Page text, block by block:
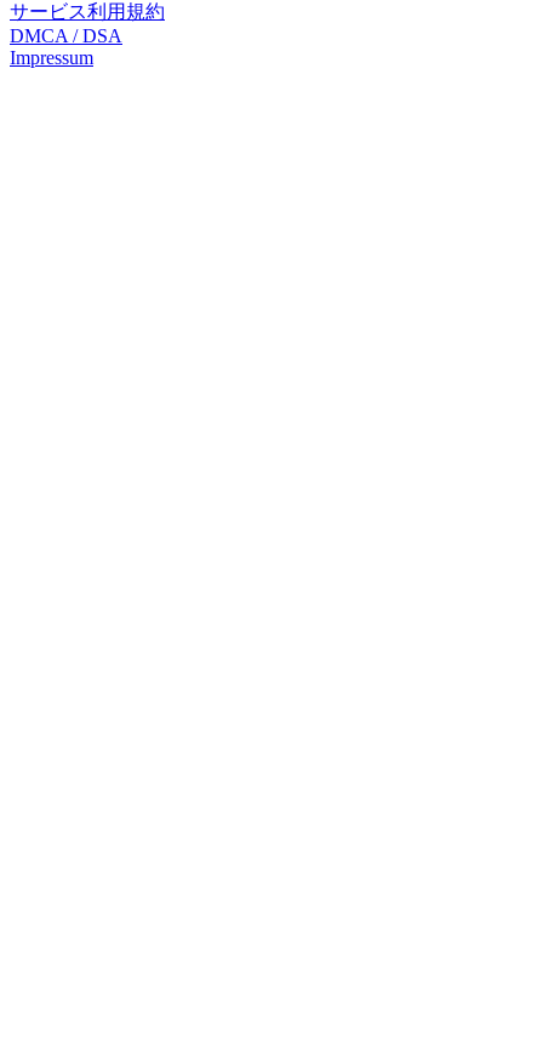
サービス利用規約
DMCA / DSA
Impressum